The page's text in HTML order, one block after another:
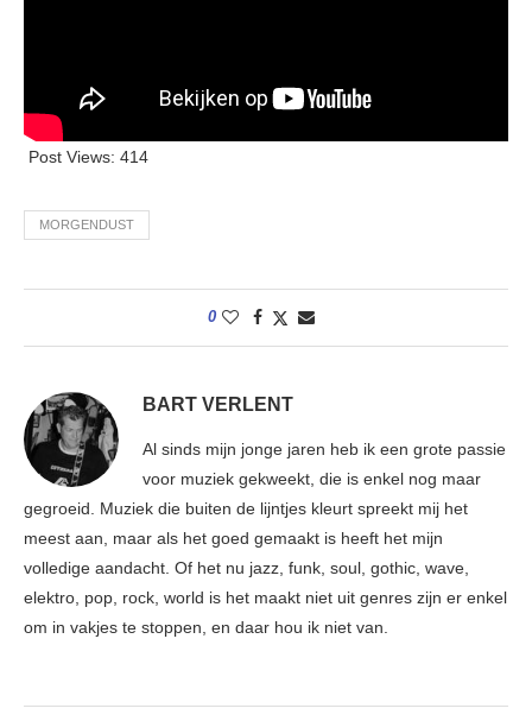
Post Views: 414
MORGENDUST
0
BART VERLENT
Al sinds mijn jonge jaren heb ik een grote passie
voor muziek gekweekt, die is enkel nog maar
gegroeid. Muziek die buiten de lijntjes kleurt spreekt mij het
meest aan, maar als het goed gemaakt is heeft het mijn
volledige aandacht. Of het nu jazz, funk, soul, gothic, wave,
elektro, pop, rock, world is het maakt niet uit genres zijn er enkel
om in vakjes te stoppen, en daar hou ik niet van.